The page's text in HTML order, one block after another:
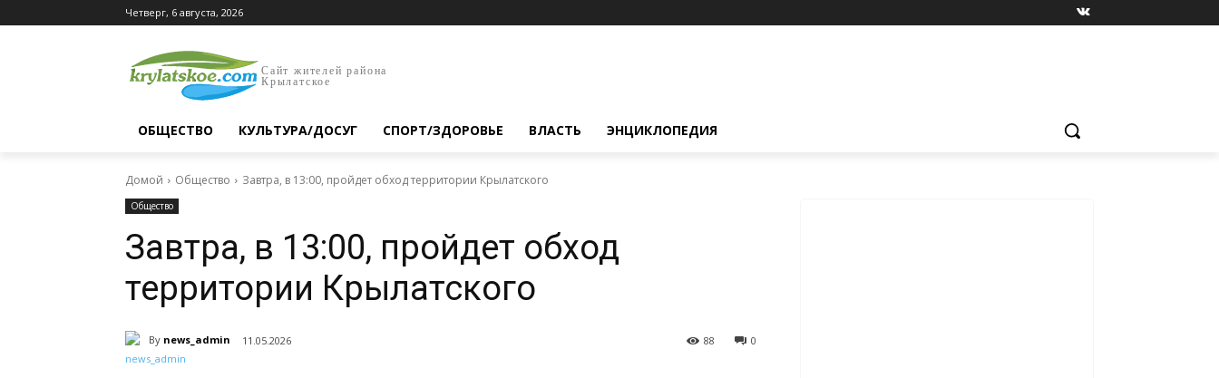
Четверг, 6 августа, 2026
Сайт жителей района
Крылатское
ОБЩЕСТВО КУЛЬТУРА/ДОСУГ СПОРТ/ЗДОРОВЬЕ ВЛАСТЬ ЭНЦИКЛОПЕДИЯ
Домой Общество Завтра, в 13:00, пройдет обход территории Крылатского
Общество
Завтра, в 13:00, пройдет обход
территории Крылатского
By news_admin 11.05.2026 0
88